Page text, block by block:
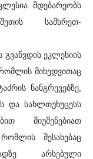
მდებარეობს
სამხრეთ-
ეკლესიის
მიხედვითაც
ნანგრევებზე,
და სახლთუხუცესს
მიუშენებიათ
შესახებაც
არსებული